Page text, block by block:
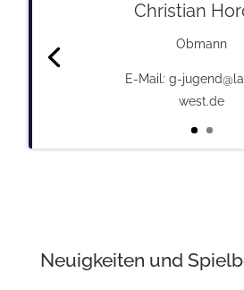
Christian
Obmann
E-Mail: g-
west.de
Neuigkeiten und